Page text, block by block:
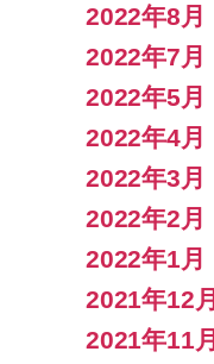
2022年8月
2022年7月
2022年5月
2022年4月
2022年3月
2022年2月
2022年1月
2021年12月
2021年11月